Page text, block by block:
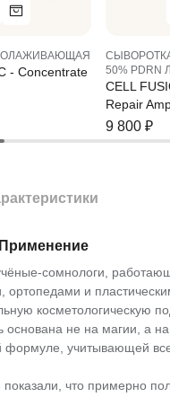
- Concentrate
50%
CELL
Rеpair
9 800 ₽
сомнологи,
ортопедами и
косметологическую
основана не на магии, а
формуле, учитывающей
показали, что примерно